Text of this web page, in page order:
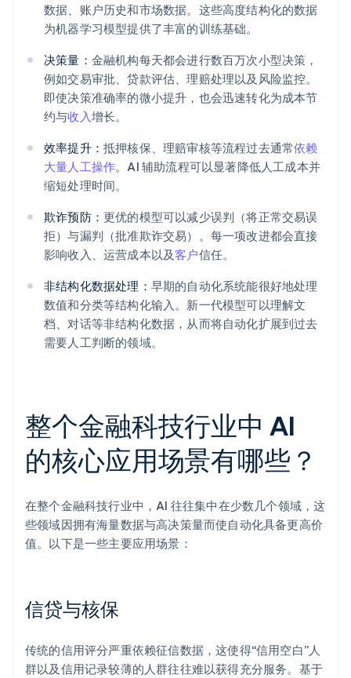
数据、账户历史和市场数据。这些高度结构化的数据
为机器学习模型提供了丰富的训练基础。
决策量： 金融机构每天都会进行数百万次小型决策，
例如交易审批、贷款评估、理赔处理以及风险监控。
即使决策准确率的微小提升，也会迅速转化为成本节
约与收入增长。
效率提升： 抵押核保、理赔审核等流程过去通常依赖
大量人工操作。AI 辅助流程可以显著降低人工成本并
缩短处理时间。
欺诈预防： 更优的模型可以减少误判（将正常交易误
拒）与漏判（批准欺诈交易）。每一项改进都会直接
影响收入、运营成本以及客户信任。
非结构化数据处理： 早期的自动化系统能很好地处理
数值和分类等结构化输入。新一代模型可以理解文
档、对话等非结构化数据，从而将自动化扩展到过去
需要人工判断的领域。
整个金融科技行业中 AI
的核心应用场景有哪些？
在整个金融科技行业中，AI 往往集中在少数几个领域，这
些领域因拥有海量数据与高决策量而使自动化具备更高价
值。以下是一些主要应用场景：
信贷与核保
传统的信用评分严重依赖征信数据，这使得“信用空白”人
群以及信用记录较薄的人群往往难以获得充分服务。基于